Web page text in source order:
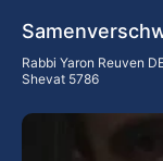
Rabbi Yaron Reuven
Shevat 5786